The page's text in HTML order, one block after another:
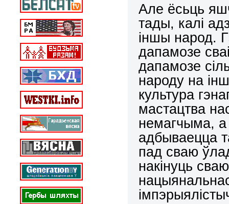
Але ёсьць
тады, калi
iншы народ.
дапамозе
дапамозе
народу на
культура
мастацтва
немагчыма,
адбываецца
пад сваю
накiнуць